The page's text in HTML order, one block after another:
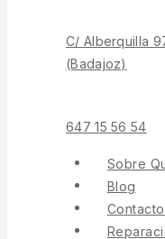
C/ Alberquilla
(Badajoz)
647 15 56 54
Sobre
Blog
Contacto